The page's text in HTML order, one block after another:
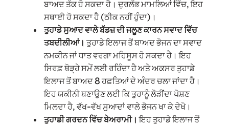
ਬਾਅਦ ਤੱਕ ਹੋ ਸਕਦਾ ਹੈ। ਦੁਰਲੱਭ ਮਾਮਲਿਆਂ ਵਿੱਚ, ਇਹ
ਸਥਾਈ ਹੋ ਸਕਦਾ ਹੈ (ਠੀਕ ਨਹੀਂ ਹੁੰਦਾ)।
ਤੁਹਾਡੇ ਸੁਆਦ ਵਾਲੇ ਬੱਡਜ਼ ਦੀ ਜਲੂਣ ਕਾਰਨ ਸਵਾਦ ਵਿੱਚ
ਤਬਦੀਲੀਆਂ। ਤੁਹਾਡੇ ਇਲਾਜ ਤੋਂ ਬਾਅਦ ਭੋਜਨ ਦਾ ਸਵਾਦ
ਨਮਕੀਨ ਜਾਂ ਧਾਤ ਵਰਗਾ ਮਹਿਸੂਸ ਹੋ ਸਕਦਾ ਹੈ। ਇਹ
ਸਿਰਫ਼ ਥੋੜ੍ਹੇ ਸਮੇਂ ਲਈ ਰਹਿੰਦਾ ਹੈ ਅਤੇ ਅਕਸਰ ਤੁਹਾਡੇ
ਇਲਾਜ ਤੋਂ ਬਾਅਦ 8 ਹਫ਼ਤਿਆਂ ਦੇ ਅੰਦਰ ਚਲਾ ਜਾਂਦਾ ਹੈ।
ਇਹ ਯਕੀਨੀ ਬਣਾਉਣ ਲਈ ਕਿ ਤੁਹਾਨੂੰ ਲੋੜੀਂਦਾ ਪੋਸ਼ਣ
ਮਿਲਦਾ ਹੈ, ਵੱਖ-ਵੱਖ ਸੁਆਦਾਂ ਵਾਲੇ ਭੋਜਨ ਖਾ ਕੇ ਦੇਖੋ।
ਤੁਹਾਡੀ ਗਰਦਨ ਵਿੱਚ ਬੇਅਰਾਮੀ। ਇਹ ਤੁਹਾਡੇ ਇਲਾਜ ਤੋਂ